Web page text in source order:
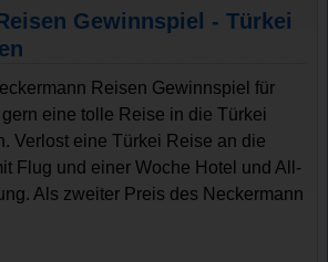
Gewinnspiel - Türkei
Reisen Gewinnspiel für
eine tolle Reise in die Türkei
Verlost eine Türkei Reise an die
Flug und einer Woche Hotel und All-
Als zweiter Preis des Neckermann